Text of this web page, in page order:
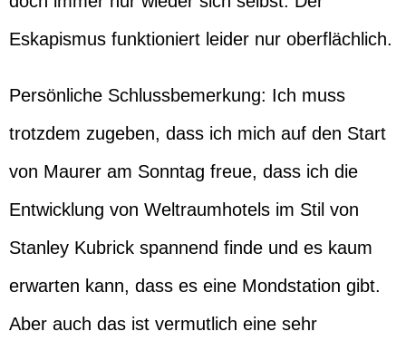
Eskapismus funktioniert leider nur oberflächlich.
Persönliche Schlussbemerkung: Ich muss
trotzdem zugeben, dass ich mich auf den Start
von Maurer am Sonntag freue, dass ich die
Entwicklung von Weltraumhotels im Stil von
Stanley Kubrick spannend finde und es kaum
erwarten kann, dass es eine Mondstation gibt.
Aber auch das ist vermutlich eine sehr